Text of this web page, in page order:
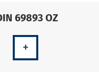
69893 OZ
+